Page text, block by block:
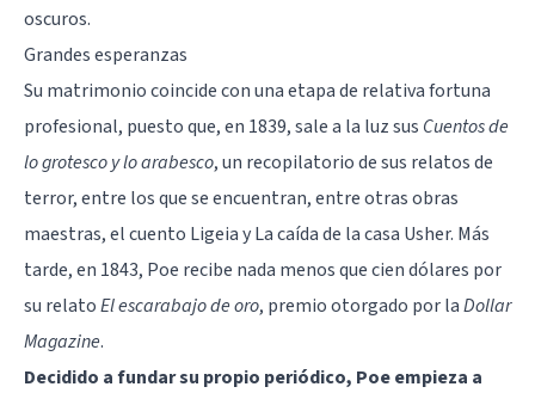
oscuros.
Grandes esperanzas
Su matrimonio coincide con una etapa de relativa fortuna
profesional, puesto que, en 1839, sale a la luz sus Cuentos de
lo grotesco y lo arabesco, un recopilatorio de sus relatos de
terror, entre los que se encuentran, entre otras obras
maestras, el cuento Ligeia y La caída de la casa Usher. Más
tarde, en 1843, Poe recibe nada menos que cien dólares por
su relatoEl escarabajo de oro, premio otorgado por laDollar
Magazine.
Decidido a fundar su propio periódico, Poe empieza a